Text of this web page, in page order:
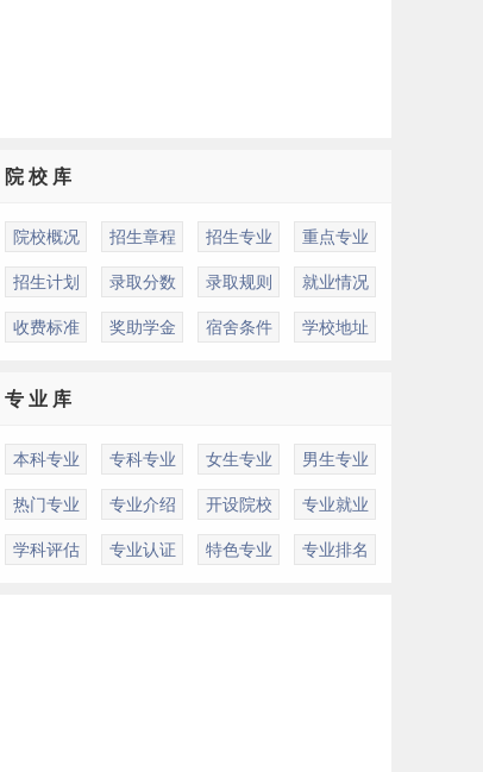
院 校 库
院校概况 招生章程 招生专业 重点专业
招生计划 录取分数 录取规则 就业情况
收费标准 奖助学金 宿舍条件 学校地址
专 业 库
本科专业 专科专业 女生专业 男生专业
热门专业 专业介绍 开设院校 专业就业
学科评估 专业认证 特色专业 专业排名